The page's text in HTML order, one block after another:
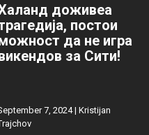
доживеа
постои
да не игра
за Сити!
7, 2024 | Kristijan